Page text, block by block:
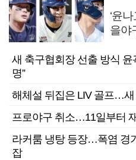
‘윤
을야
새 축구협회장 선출 방식
명”
해체설 뒤집은 LIV 골프…새
프로야구 취소…11일부터
라커룸 냉탕 등장…폭염 경
잡